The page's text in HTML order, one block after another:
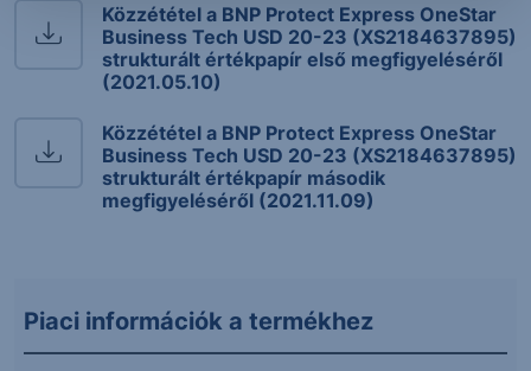
Közzététel a BNP Protect Express OneStar
Business Tech USD 20-23 (XS2184637895)
strukturált értékpapír első megfigyeléséről
(2021.05.10)
Közzététel a BNP Protect Express OneStar
Business Tech USD 20-23 (XS2184637895)
strukturált értékpapír második
megfigyeléséről (2021.11.09)
Piaci információk a termékhez